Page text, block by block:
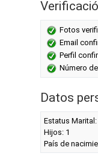
Fotos
Email
Perfil
Número
Datos
Estatus
Hijos: 1
País de